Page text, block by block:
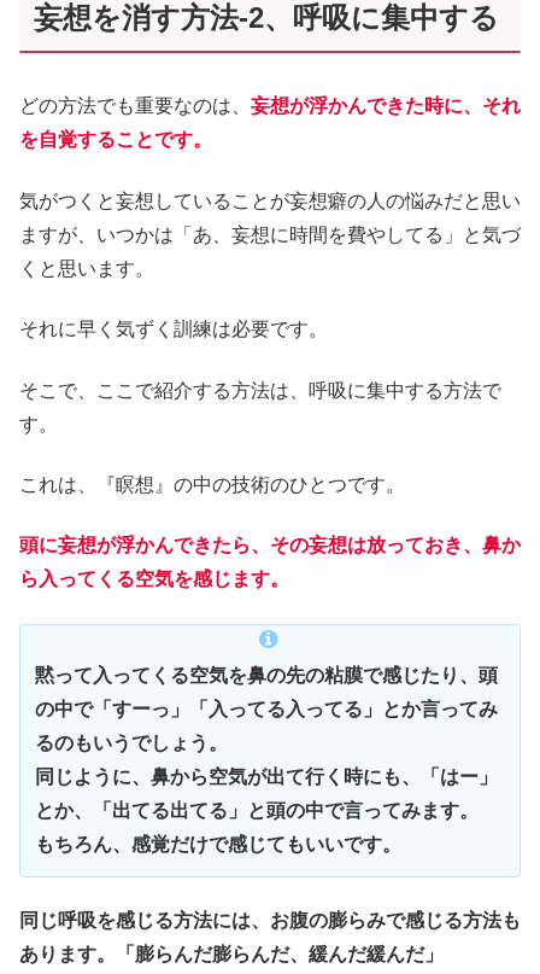
妄想を消す方法-2、呼吸に集中する
どの方法でも重要なのは、 妄想が浮かんできた時に、それ
を自覚することです。
気がつくと妄想していることが妄想癖の人の悩みだと思い
ますが、いつかは「あ、妄想に時間を費やしてる」と気づ
くと思います。
それに早く気ずく訓練は必要です。
そこで、ここで紹介する方法は、呼吸に集中する方法で
す。
これは、『瞑想』の中の技術のひとつです。
頭に妄想が浮かんできたら、その妄想は放っておき、鼻か
ら入ってくる空気を感じます。
黙って入ってくる空気を鼻の先の粘膜で感じたり、頭
の中で「すーっ」「入ってる入ってる」とか言ってみ
るのもいうでしょう。
同じように、鼻から空気が出て行く時にも、「はー」
とか、「出てる出てる」と頭の中で言ってみます。
もちろん、感覚だけで感じてもいいです。
同じ呼吸を感じる方法には、お腹の膨らみで感じる方法も
あります。「膨らんだ膨らんだ、緩んだ緩んだ」